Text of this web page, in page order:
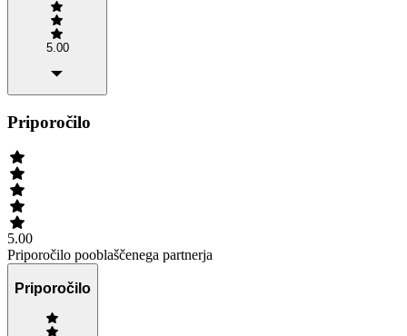
5.00
Priporočilo
5.00
Priporočilo pooblaščenega partnerja
Priporočilo